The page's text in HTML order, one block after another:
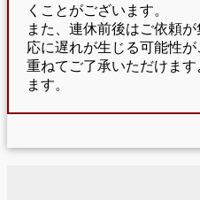
くことがございます。
また、連休前後はご依頼
応に遅れが生じる可能性が
重ねてご了承いただけま
ます。